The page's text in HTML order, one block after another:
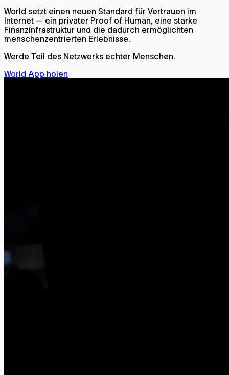
World setzt einen neuen Standard für Vertrauen im
Internet — ein privater Proof of Human, eine starke
Finanzinfrastruktur und die dadurch ermöglichten
menschenzentrierten Erlebnisse.
Werde Teil des Netzwerks echter Menschen.
World App holen